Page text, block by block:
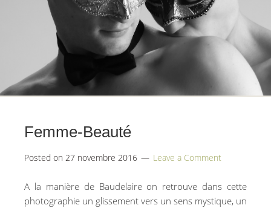
Femme-Beauté
Posted on 27 novembre 2016 Leave a Comment
A la manière de Baudelaire on retrouve dans cette
photographie un glissement vers un sens mystique, un